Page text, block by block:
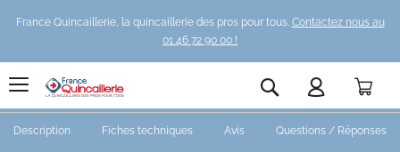
France Quincaillerie, la quincaillerie des pros pour tous. Contactez nous au
01 46 72 90 00 !
Rechercher
Description Fiches techniques Avis Questions / Réponses